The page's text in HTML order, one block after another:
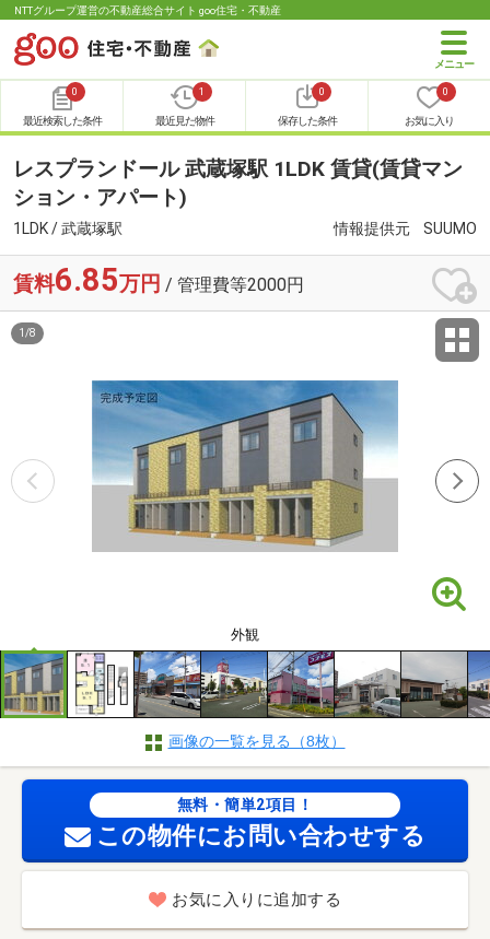
NTTグループ運営の不動産総合サイト goo住宅・不動産
0
最近検索した条件
1
最近見た物件
0
保存した条件
0
お気に入り
レスプランドール 武蔵塚駅 1LDK 賃貸(賃貸マン
ション・アパート)
1LDK / 武蔵塚駅 情報提供元 SUUMO
賃料6.85万円 / 管理費等2000円
外観
1 /8
画像の一覧を見る（8枚）
無料・簡単2項目！
この物件にお問い合わせする
お気に入りに追加する